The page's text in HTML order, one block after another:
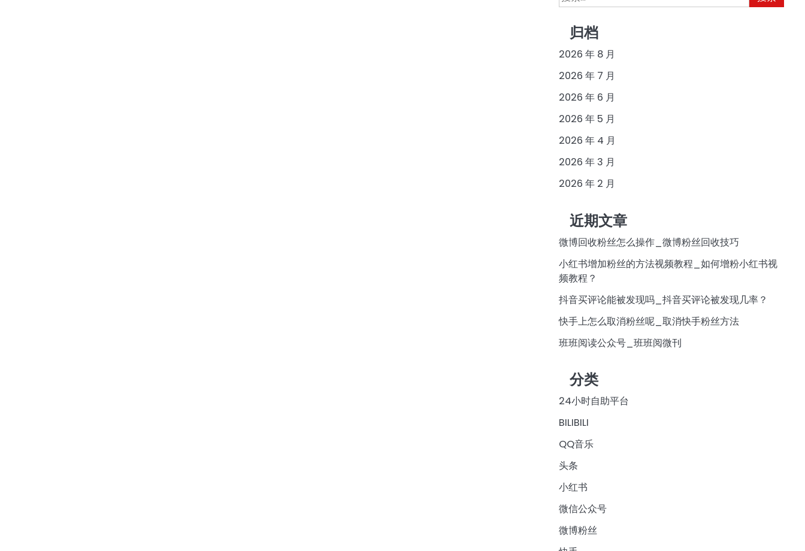
索：
归档
2026 年 8 月
2026 年 7 月
2026 年 6 月
2026 年 5 月
2026 年 4 月
2026 年 3 月
2026 年 2 月
近期文章
微博回收粉丝怎么操作_微博粉丝回收技巧
小红书增加粉丝的方法视频教程_如何增粉小红书视
频教程？
抖音买评论能被发现吗_抖音买评论被发现几率？
快手上怎么取消粉丝呢_取消快手粉丝方法
班班阅读公众号_班班阅微刊
分类
24小时自助平台
BILIBILI
QQ音乐
头条
小红书
微信公众号
微博粉丝